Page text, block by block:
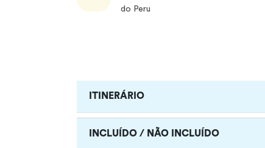
do Peru
ITINERÁRIO
INCLUÍDO / NÃO INCLUÍDO